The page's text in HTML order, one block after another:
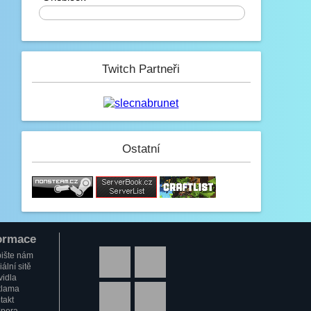
Paulie
4.2. 2023, 05:13
Na JB opravené modely, tak se
nelekněte až se vám budou znovu
stahovat :D
(y)
Paulie
3.2. 2023, 12:34
Mini_Sef
0%
Twitch Partneři
Ostatní
nám
sitě